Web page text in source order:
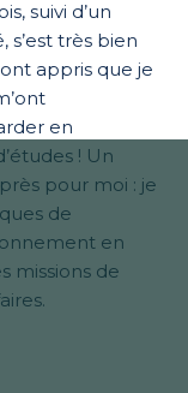
suivi d’un
très bien
appris que je
en
! Un
pour moi : je
de
en
missions de